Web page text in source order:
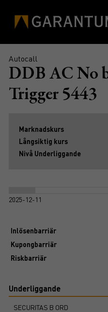
Autocall
DDB AC No
Trigger 5443
Marknadskurs
Långsiktig kurs
Nivå Underliggande
2025-12-11
Inlösenbarriär
Kupongbarriär
Riskbarriär
Underliggande
SECURITAS B ORD